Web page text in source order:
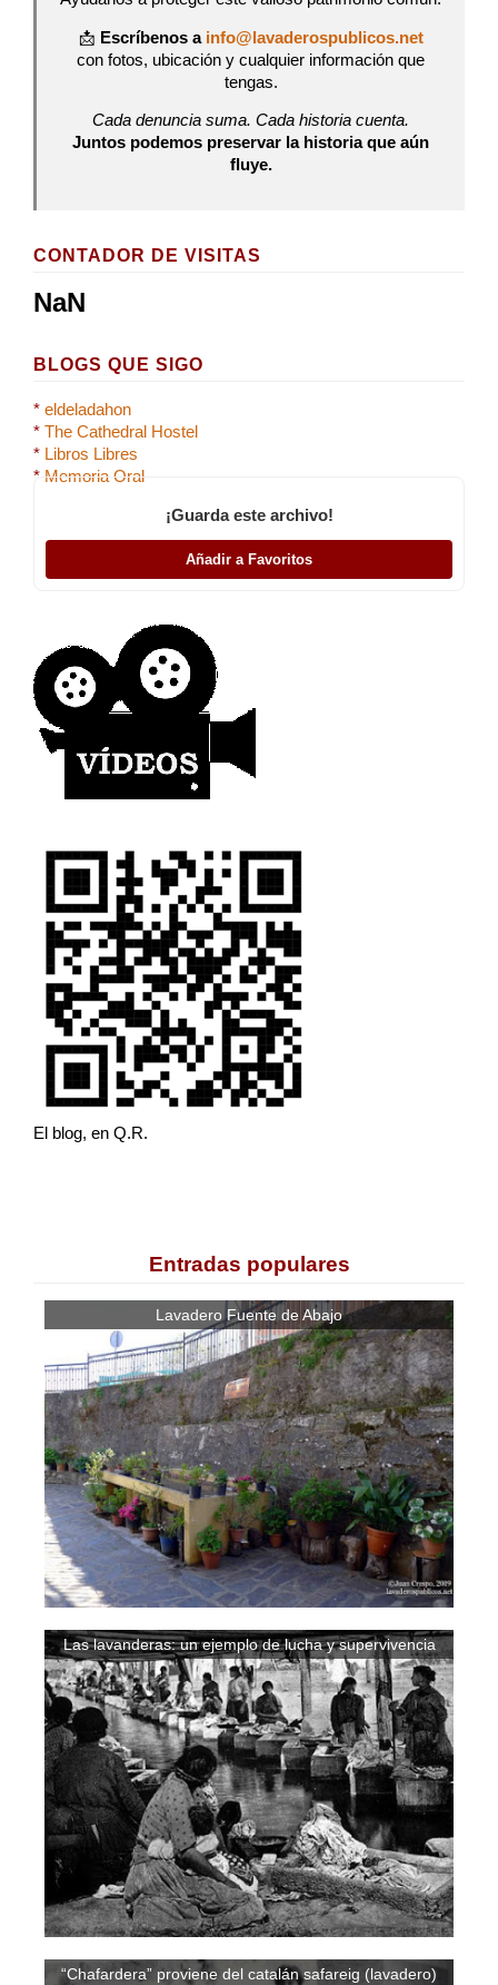
📩 Escríbenos a info@lavaderospublicos.net
con fotos, ubicación y cualquier información que
tengas.
Cada denuncia suma. Cada historia cuenta.
Juntos podemos preservar la historia que aún
fluye.
CONTADOR DE VISITAS
NaN
BLOGS QUE SIGO
* eldeladahon
* The Cathedral Hostel
* Libros Libres
* Memoria Oral
¡Guarda este archivo!
Añadir a Favoritos
El blog, en Q.R.
Entradas populares
Lavadero Fuente de Abajo
Las lavanderas: un ejemplo de lucha y supervivencia
“Chafardera” proviene del catalán safareig (lavadero)